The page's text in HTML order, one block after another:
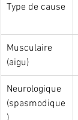
Type de cause
Musculaire
(aigu)
Neurologique
(spasmodique